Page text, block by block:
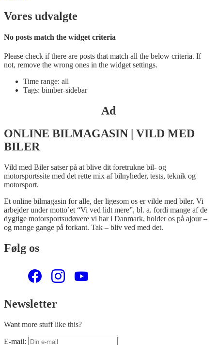
Vores udvalgte
No posts match the widget criteria
Please check if there are posts that match all the below criteria. If
not, remove the wrong ones in the widget settings.
Time range: all
Tags: bimber-sidebar
Ad
ONLINE BILMAGASIN | VILD MED
BILER
Vild med Biler satser på at blive dit foretrukne bil- og
motorsportssite med det rette mix af bilnyheder, tests, teknik og
motorsport.
Et online bilmagasin for alle, der ligesom os er vilde med biler. Vi
arbejder under motto’et “Vi ved lidt mere”, bl. a. fordi mange af de
dygtige motorsportsudøvere vi har i Danmark, holder os på ajour –
og mange gange på forkant. Tak – bliv ved med det.
Følg os
Newsletter
Want more stuff like this?
E-mail: